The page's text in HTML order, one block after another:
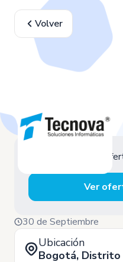
Volver
Ver
30 de Septiembre
Ubicación
Bogotá,